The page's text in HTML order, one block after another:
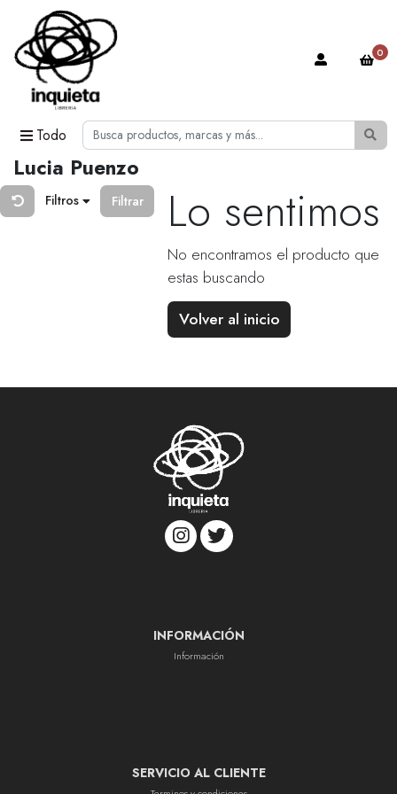
Todo
0
Lucia Puenzo
Filtros Filtrar Lo sentimos
No encontramos el producto que
estas buscando
Volver al inicio
INFORMACIÓN
Información
SERVICIO AL CLIENTE